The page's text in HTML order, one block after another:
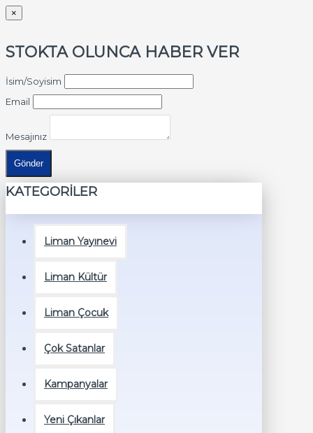
×
STOKTA OLUNCA HABER VER
İsim/Soyisim
Email
Mesajınız
Gönder
KATEGORİLER
Liman Yayınevi
Liman Kültür
Liman Çocuk
Çok Satanlar
Kampanyalar
Yeni Çıkanlar